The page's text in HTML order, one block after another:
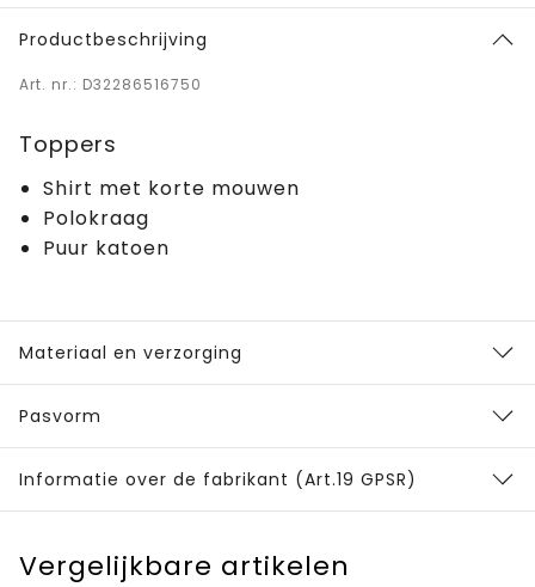
Productbeschrijving
Art. nr.: D32286516750
Toppers
Shirt met korte mouwen
Polokraag
Puur katoen
Materiaal en verzorging
Pasvorm
Informatie over de fabrikant (Art.19 GPSR)
Vergelijkbare artikelen